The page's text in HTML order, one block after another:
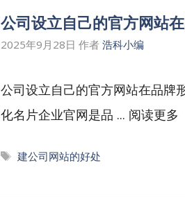
公司设立自己的官方网站
2025年9月28日 作者 浩科小编
公司设立自己的官方网站在品牌
化名片‌企业官网是品 ... 阅读更多
标
建公司网站的好处